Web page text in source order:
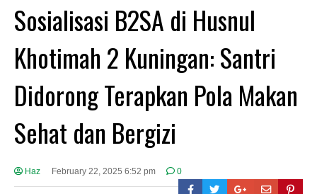
Sosialisasi B2SA di Husnul
Khotimah 2 Kuningan: Santri
Didorong Terapkan Pola Makan
Sehat dan Bergizi
Haz February 22, 2025 6:52 pm 0